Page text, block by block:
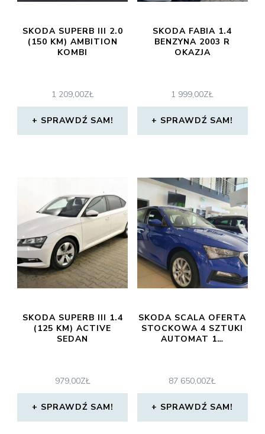
SKODA SUPERB III 2.0
(150 KM) AMBITION
KOMBI
1 209,00ZŁ
SPRAWDŹ SAM!
SKODA FABIA 1.4
BENZYNA 2003 R
OKAZJA
1 999,00ZŁ
SPRAWDŹ SAM!
SKODA SUPERB III 1.4
(125 KM) ACTIVE
SEDAN
979,00ZŁ
SPRAWDŹ SAM!
SKODA SCALA OFERTA
STOCKOWA 4 SZTUKI
AUTOMAT 1…
87 650,00ZŁ
SPRAWDŹ SAM!